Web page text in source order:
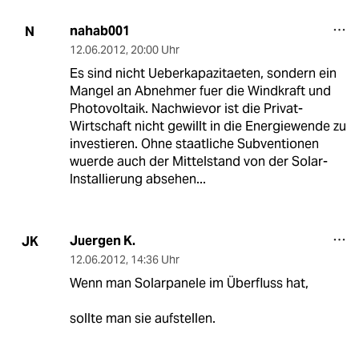
N nahab001
12.06.2012, 20:00 Uhr
Es sind nicht Ueberkapazitaeten, sondern ein
Mangel an Abnehmer fuer die Windkraft und
Photovoltaik. Nachwievor ist die Privat-
Wirtschaft nicht gewillt in die Energiewende zu
investieren. Ohne staatliche Subventionen
wuerde auch der Mittelstand von der Solar-
Installierung absehen...
JK Juergen K.
12.06.2012, 14:36 Uhr
Wenn man Solarpanele im Überfluss hat,
sollte man sie aufstellen.